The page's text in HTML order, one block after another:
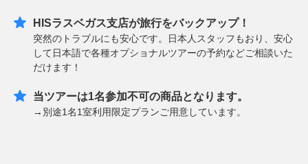
HISラスベガス支店が旅行をバックアップ！
突然のトラブルにも安心です。日本人スタッフもおり、安心
して日本語で各種オプショナルツアーの予約などご相談いた
だけます！
当ツアーは1名参加不可の商品となります。
→別途1名1室利用限定プランご用意しています。